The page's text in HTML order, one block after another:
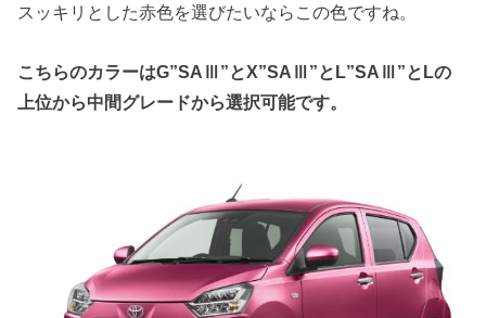
スッキリとした赤色を選びたいならこの色ですね。
こちらのカラーはG”SAⅢ”とX”SAⅢ”とL”SAⅢ”とLの
上位から中間グレードから選択可能です。